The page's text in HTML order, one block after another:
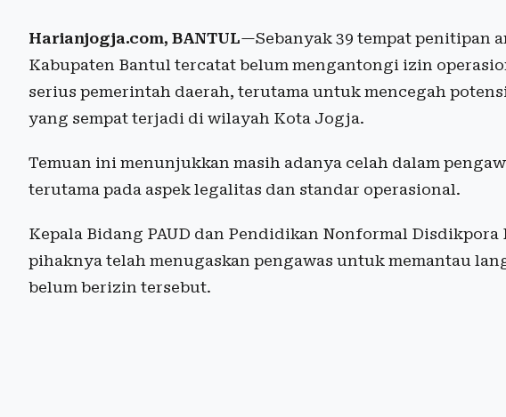
Harianjogja.com, BANTUL—Sebanyak 39 tempat penitipan
Kabupaten Bantul tercatat belum mengantongi izin
serius pemerintah daerah, terutama untuk mencegah
yang sempat terjadi di wilayah Kota Jogja.
Temuan ini menunjukkan masih adanya celah dalam
terutama pada aspek legalitas dan standar operasional.
Kepala Bidang PAUD dan Pendidikan Nonformal
pihaknya telah menugaskan pengawas untuk memantau
belum berizin tersebut.